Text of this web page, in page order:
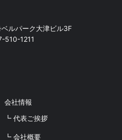
ルパーク大津ビル3F
510-1211
会社情報
┗ 代表ご挨拶
┗ 会社概要